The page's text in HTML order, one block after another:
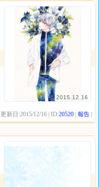
2015.12.16
| 更新日:2015/12/16 | ID:20520 |報告